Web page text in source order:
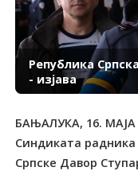
Република
- изјава
БАЊАЛУКА, 16. МАЈА
Синдиката
Српске Давор